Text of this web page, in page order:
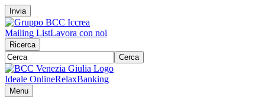
Invia
Mailing ListLavora con noi
Ricerca
Cerca
Ideale OnlineRelaxBanking
Menu